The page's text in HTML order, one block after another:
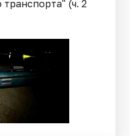
(ч. 2